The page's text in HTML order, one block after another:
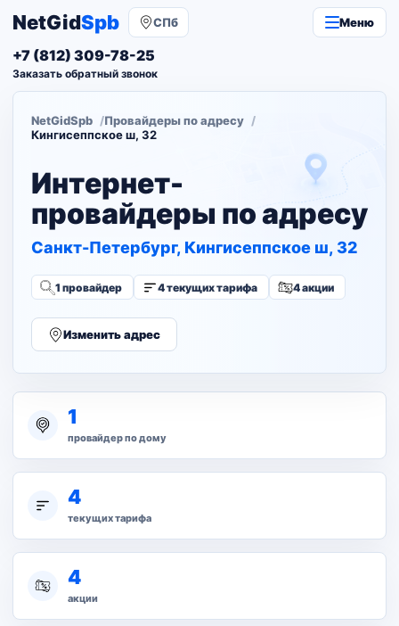
NetGidSpb СПб Меню
+7 (812) 309-78-25
Заказать обратный звонок
NetGidSpb
Провайдеры по адресу
Кингисеппское ш, 32
Интернет-
провайдеры по адресу
Санкт-Петербург, Кингисеппское ш, 32
1 провайдер 4 текущих тарифа 4 акции
Изменить адрес
1
провайдер по дому
4
текущих тарифа
4
акции